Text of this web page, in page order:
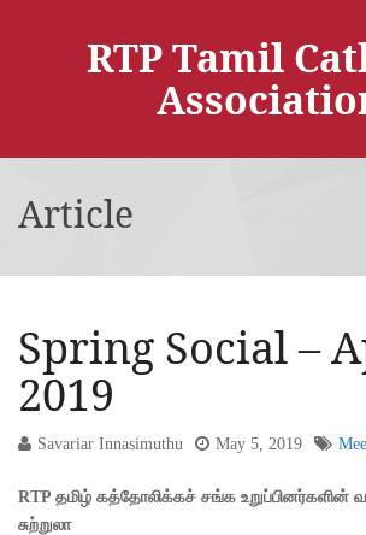
RTP Tamil
Article
Spring Social –
2019
Savariar Innasimuthu May 5, 2019
RTP தமிழ் கத்தோலிக்கச் சங்க உறுப்பினர்களின்
சுற்றுலா